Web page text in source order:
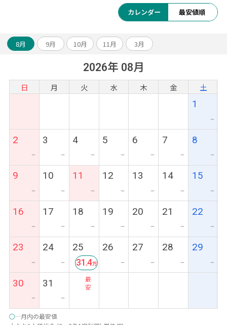
カレンダー 最安値順
8月 9月 10月 11月 3月
2026年 08月
日 月 火 水 木 金 土
1
ー
2
ー
3
ー
4
ー
5
ー
6
ー
7
ー
8
ー
9
ー
10
ー
11
ー
12
ー
13
ー
14
ー
15
ー
16
ー
17
ー
18
ー
19
ー
20
ー
21
ー
22
ー
23
ー
24
ー
25
最
安
31.4
26
ー
27
ー
28
ー
29
ー
30
ー
31
ー
○…月内の最安値